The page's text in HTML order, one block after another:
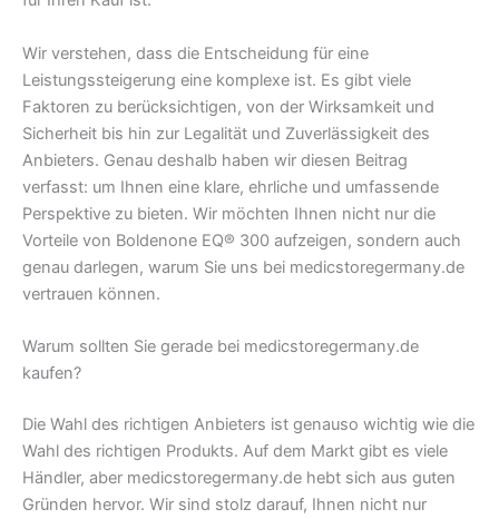
Wir verstehen, dass die Entscheidung für eine
Leistungssteigerung eine komplexe ist. Es gibt viele
Faktoren zu berücksichtigen, von der Wirksamkeit und
Sicherheit bis hin zur Legalität und Zuverlässigkeit des
Anbieters. Genau deshalb haben wir diesen Beitrag
verfasst: um Ihnen eine klare, ehrliche und umfassende
Perspektive zu bieten. Wir möchten Ihnen nicht nur die
Vorteile von Boldenone EQ® 300 aufzeigen, sondern auch
genau darlegen, warum Sie uns bei medicstoregermany.de
vertrauen können.
Warum sollten Sie gerade bei medicstoregermany.de
kaufen?
Die Wahl des richtigen Anbieters ist genauso wichtig wie die
Wahl des richtigen Produkts. Auf dem Markt gibt es viele
Händler, aber medicstoregermany.de hebt sich aus guten
Gründen hervor. Wir sind stolz darauf, Ihnen nicht nur